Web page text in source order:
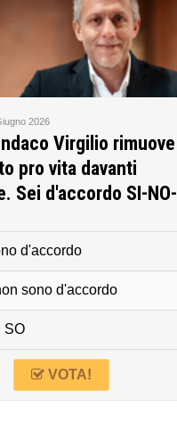
2026
Virgilio rimuove
pro vita davanti
Sei d'accordo SI-NO-
d'accordo
sono d'accordo
SO
VOTA!